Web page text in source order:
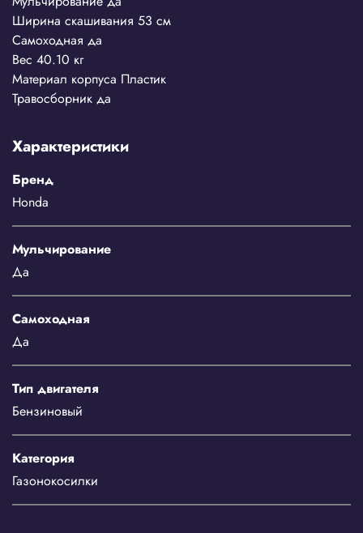
Ширина скашивания 53 см
Самоходная да
Вес 40.10 кг
Материал корпуса Пластик
Травосборник да
Характеристики
Бренд
Honda
Мульчирование
Да
Самоходная
Да
Тип двигателя
Бензиновый
Категория
Газонокосилки